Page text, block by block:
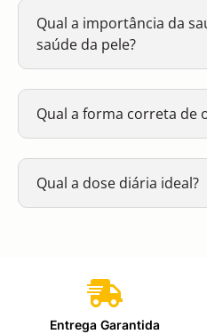
Qual a importância da
saúde da pele?
Qual a forma correta de
Qual a dose diária ideal?
Entrega Garantida